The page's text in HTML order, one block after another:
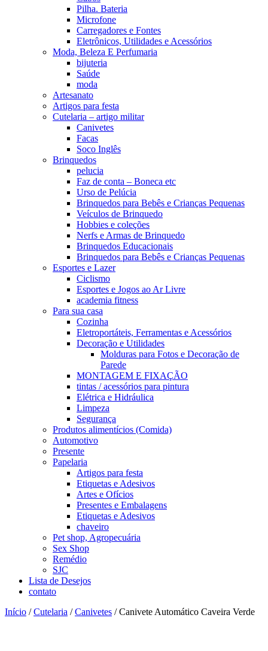
Pilha. Bateria
Microfone
Carregadores e Fontes
Eletrônicos, Utilidades e Acessórios
Moda, Beleza E Perfumaria
bijuteria
Saúde
moda
Artesanato
Artigos para festa
Cutelaria – artigo militar
Canivetes
Facas
Soco Inglês
Brinquedos
pelucia
Faz de conta – Boneca etc
Urso de Pelúcia
Brinquedos para Bebês e Crianças Pequenas
Veículos de Brinquedo
Hobbies e coleções
Nerfs e Armas de Brinquedo
Brinquedos Educacionais
Brinquedos para Bebês e Crianças Pequenas
Esportes e Lazer
Ciclismo
Esportes e Jogos ao Ar Livre
academia fitness
Para sua casa
Cozinha
Eletroportáteis, Ferramentas e Acessórios
Decoração e Utilidades
Molduras para Fotos e Decoração de
Parede
MONTAGEM E FIXAÇÃO
tintas / acessórios para pintura
Elétrica e Hidráulica
Limpeza
Segurança
Produtos alimentícios (Comida)
Automotivo
Presente
Papelaria
Artigos para festa
Etiquetas e Adesivos
Artes e Ofícios
Presentes e Embalagens
Etiquetas e Adesivos
chaveiro
Pet shop, Agropecuária
Sex Shop
Remédio
SJC
Lista de Desejos
contato
Início /Cutelaria /Canivetes / Canivete Automático Caveira Verde